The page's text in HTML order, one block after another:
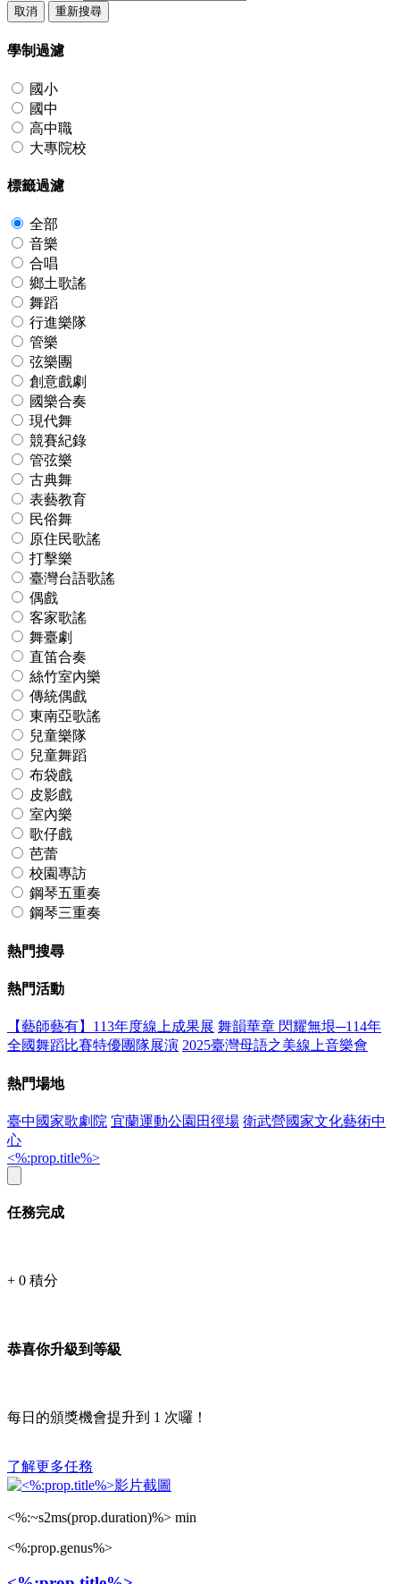
取消 重新搜尋
學制過濾
國小
國中
高中職
大專院校
標籤過濾
全部
音樂
合唱
鄉土歌謠
舞蹈
行進樂隊
管樂
弦樂團
創意戲劇
國樂合奏
現代舞
競賽紀錄
管弦樂
古典舞
表藝教育
民俗舞
原住民歌謠
打擊樂
臺灣台語歌謠
偶戲
客家歌謠
舞臺劇
直笛合奏
絲竹室內樂
傳統偶戲
東南亞歌謠
兒童樂隊
兒童舞蹈
布袋戲
皮影戲
室內樂
歌仔戲
芭蕾
校園專訪
鋼琴五重奏
鋼琴三重奏
熱門搜尋
熱門活動
【藝師藝有】113年度線上成果展 舞韻華章 閃耀無垠─114年
全國舞蹈比賽特優團隊展演 2025臺灣母語之美線上音樂會
熱門場地
臺中國家歌劇院 宜蘭運動公園田徑場 衛武營國家文化藝術中
心
<%:prop.title%>
任務完成
+ 0 積分
恭喜你升級到等級
每日的頒獎機會提升到 1 次囉！
了解更多任務
<%:~s2ms(prop.duration)%> min
<%:prop.genus%>